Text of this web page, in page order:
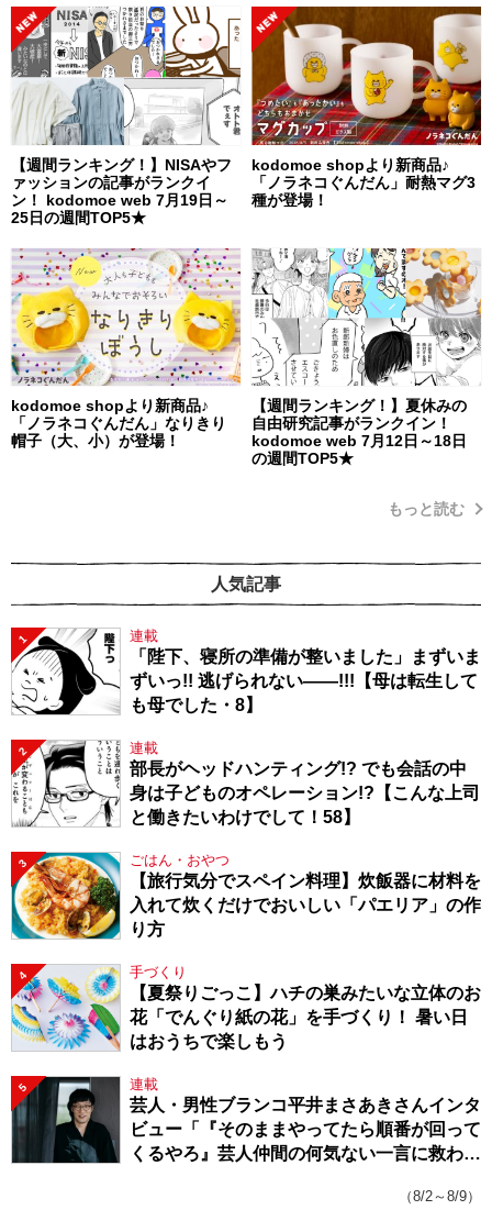
【週間ランキング！】NISAやフ
ァッションの記事がランクイ
ン！ kodomoe web 7月19日～
25日の週間TOP5★
kodomoe shopより新商品♪
「ノラネコぐんだん」耐熱マグ3
種が登場！
kodomoe shopより新商品♪
「ノラネコぐんだん」なりきり
帽子（大、小）が登場！
【週間ランキング！】夏休みの
自由研究記事がランクイン！
kodomoe web 7月12日～18日
の週間TOP5★
もっと読む
人気記事
1 連載
「陛下、寝所の準備が整いました」まずいま
ずいっ!! 逃げられない――!!!【母は転生して
も母でした・8】
2 連載
部長がヘッドハンティング!? でも会話の中
身は子どものオペレーション!?【こんな上司
と働きたいわけでして！58】
3 ごはん・おやつ
【旅行気分でスペイン料理】炊飯器に材料を
入れて炊くだけでおいしい「パエリア」の作
り方
4 手づくり
【夏祭りごっこ】ハチの巣みたいな立体のお
花「でんぐり紙の花」を手づくり！ 暑い日
はおうちで楽しもう
5 連載
芸人・男性ブランコ平井まさあきさんインタ
ビュー「『そのままやってたら順番が回って
くるやろ』芸人仲間の何気ない一言に救われ
（8/2～8/9）